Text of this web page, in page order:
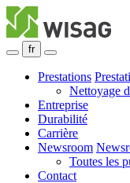
fr
Prestations
Nettoyage
Entreprise
Durabilité
Carrière
Newsroom
Toutes les
Contact